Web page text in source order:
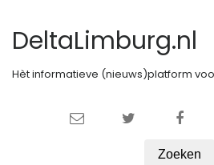
DeltaLimburg.nl
Hèt informatieve (nieuws)platform
Zoeken